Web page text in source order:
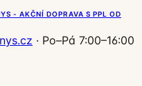
- AKČNÍ DOPRAVA S PPL OD
· Po–Pá 7:00–16:00